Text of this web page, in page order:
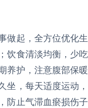
做起，全方位优化
饮食清淡均衡，少
养护，注意腹部保
坐，每天适度运动
防止气滞血瘀损伤